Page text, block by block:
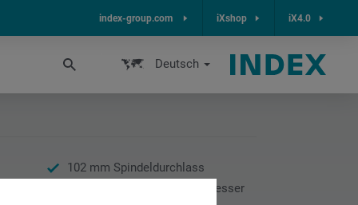
index-group.com iXshop iX4.0
Deutsch
102 mm Spindeldurchlass
400 mm Spannfutterdurchmesser